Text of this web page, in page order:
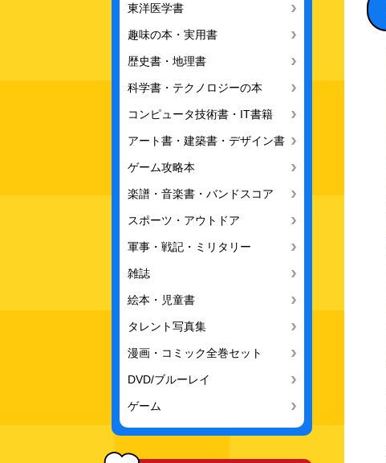
東洋医学書
趣味の本・実用書
歴史書・地理書
科学書・テクノロジーの本
コンピュータ技術書・IT書籍
アート書・建築書・デザイン書
ゲーム攻略本
楽譜・音楽書・バンドスコア
スポーツ・アウトドア
軍事・戦記・ミリタリー
雑誌
絵本・児童書
タレント写真集
漫画・コミック全巻セット
DVD/ブルーレイ
ゲーム